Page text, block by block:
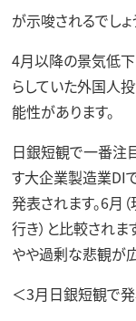
が示唆されるでしょ
4月以降の景気低
らしていた外国人
能性があります。
日銀短観で一番注
す大企業製造業DIで
発表されます。6月
行き）と比較され
やや過剰な悲観が
＜3月日銀短観で